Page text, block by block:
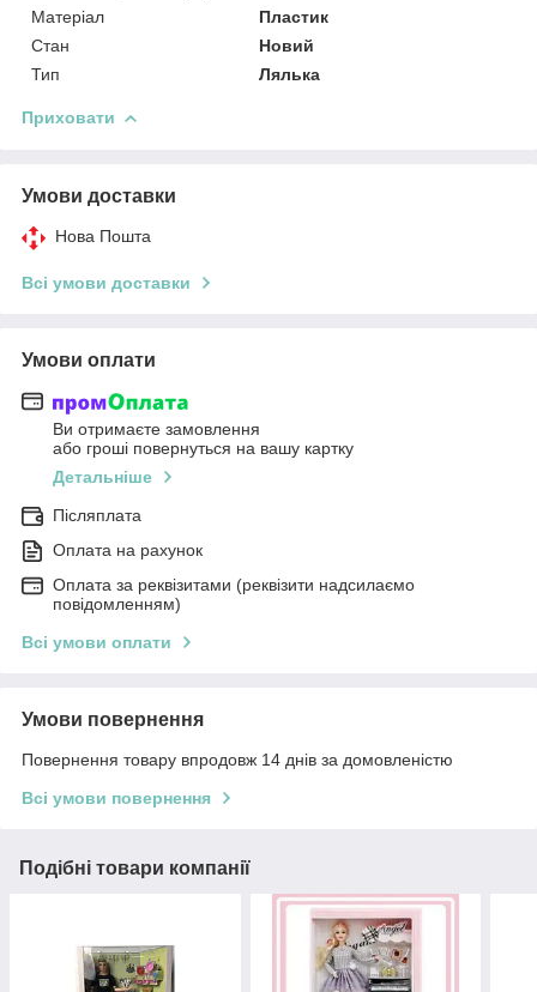
Матеріал
Пластик
Стан
Новий
Тип
Лялька
Приховати
Умови доставки
Нова Пошта
Всі умови доставки
Умови оплати
Ви отримаєте замовлення
або гроші повернуться на вашу картку
Детальніше
Післяплата
Оплата на рахунок
Оплата за реквізитами (реквізити надсилаємо
повідомленням)
Всі умови оплати
Умови повернення
Повернення товару впродовж 14 днів за домовленістю
Всі умови повернення
Подібні товари компанії